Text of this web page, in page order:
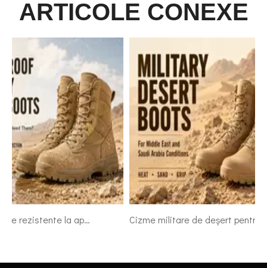
ARTICOLE CONEXE
Cizme militare rezistente la apă: când soldații au cu adevărat nevoie de ele Cizme militare de deșert pentru condițiile din Orientul Mijlociu și Arabia Saudită